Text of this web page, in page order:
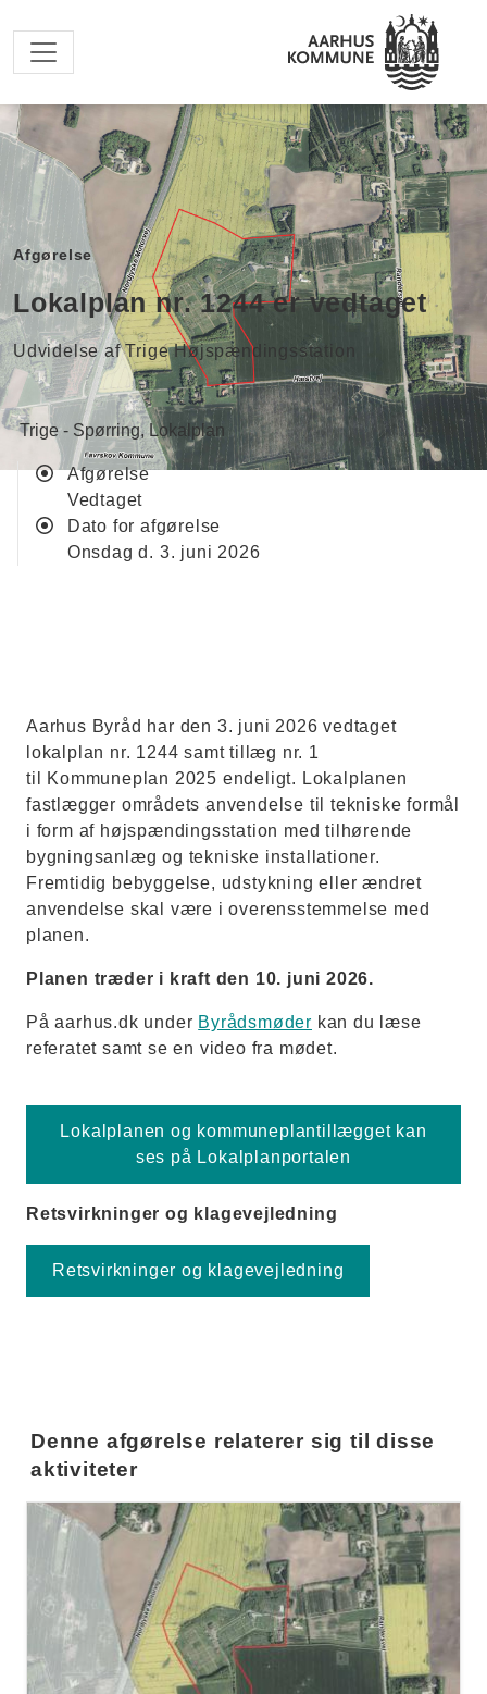
Spring til hovedindhold
Afgørelse
Lokalplan nr. 1244 er vedtaget
Udvidelse af Trige Højspændingsstation
Trige - Spørring Lokalplan
Afgørelse
vedtaget
Dato for afgørelse
onsdag d. 3. juni 2026
Aarhus Byråd har den 3. juni 2026 vedtaget
lokalplan nr. 1244 samt tillæg nr. 1
til Kommuneplan 2025 endeligt. Lokalplanen
fastlægger områdets anvendelse til tekniske formål
i form af højspændingsstation med tilhørende
bygningsanlæg og tekniske installationer.
Fremtidig bebyggelse, udstykning eller ændret
anvendelse skal være i overensstemmelse med
planen.
Planen træder i kraft den 10. juni 2026.
På aarhus.dk under Byrådsmøder kan du læse
referatet samt se en video fra mødet.
Lokalplanen og kommuneplantillægget kan
ses på Lokalplanportalen
Retsvirkninger og klagevejledning
Retsvirkninger og klagevejledning
Denne afgørelse relaterer sig til disse
aktiviteter